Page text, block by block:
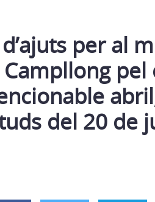
per al
Campllong
del 20 de